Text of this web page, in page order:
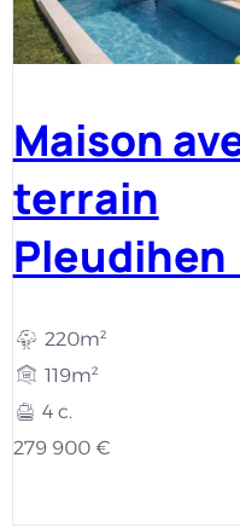
Maison
terrain
220m²
119m²
4 c.
279 900 €